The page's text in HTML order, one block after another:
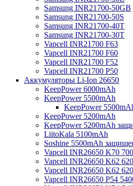
Samsung INR21700-50GB
Samsung INR21700-50S
Samsung INR21700-40T
Samsung INR21700-30T
Vapcell INR21700 F63
Vapcell INR21700 F60
Vapcell INR21700 F52
Vapcell INR21700 P50
Аккумуляторы Li-Ion 26650
KeepPower 6000mAh
KeepPower 5500mAh
KeepPower
KeepPower 5200mAh
KeepPower 5200mAh
LiitoKala 5100mAh
Soshine 5500mAh
Vapcell INR26650 K70
Vapcell INR26650 K62
Vapcell INR26650 K62
Vapcell INR26650 P54